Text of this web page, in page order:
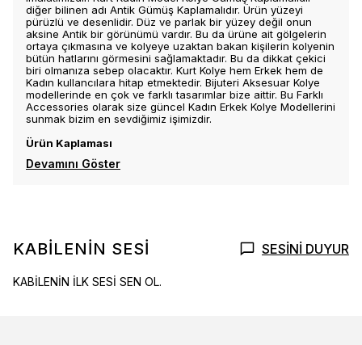
diğer bilinen adı Antik Gümüş Kaplamalıdır. Ürün yüzeyi
pürüzlü ve desenlidir. Düz ve parlak bir yüzey değil onun
aksine Antik bir görünümü vardır. Bu da ürüne ait gölgelerin
ortaya çıkmasına ve kolyeye uzaktan bakan kişilerin kolyenin
bütün hatlarını görmesini sağlamaktadır. Bu da dikkat çekici
biri olmanıza sebep olacaktır. Kurt Kolye hem Erkek hem de
Kadın kullancılara hitap etmektedir. Bijuteri Aksesuar Kolye
modellerinde en çok ve farklı tasarımlar bize aittir. Bu Farklı
Accessories olarak size güncel Kadın Erkek Kolye Modellerini
sunmak bizim en sevdiğimiz işimizdir.
Ürün Kaplaması
Devamını Göster
KABİLENİN SESİ SESİNİ DUYUR
KABİLENİN İLK SESİ SEN OL.